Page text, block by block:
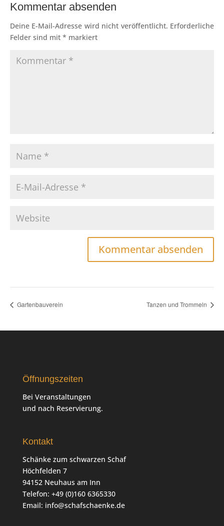
Kommentar absenden
Deine E-Mail-Adresse wird nicht veröffentlicht. Erforderliche
Felder sind mit * markiert
Gartenbauverein Tanzen und Trommeln
Öffnungszeiten
Bei Veranstaltungen
und nach Reservierung.
Kontakt
Schänke zum schwarzen Schaf
Höchfelden 7
94152 Neuhaus am Inn
Telefon: +49 (0)160 6365330
Email: info@schafschaenke.de